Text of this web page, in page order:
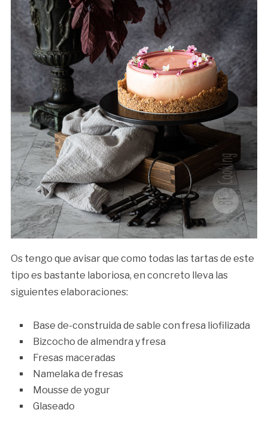
Os tengo que avisar que como todas las tartas de este
tipo es bastante laboriosa, en concreto lleva las
siguientes elaboraciones:
Base de-construida de sable con fresa liofilizada
Bizcocho de almendra y fresa
Fresas maceradas
Namelaka de fresas
Mousse de yogur
Glaseado